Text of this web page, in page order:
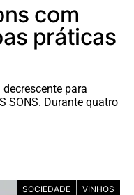
com
práticas
para
SONS. Durante quatro
SOCIEDADE VINHOS